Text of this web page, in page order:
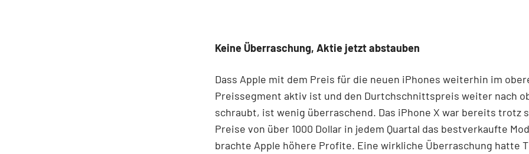
Keine Überraschung, Aktie jetzt abstauben
Dass Apple mit dem Preis für die neuen iPhones weiterhin im
Preissegment aktiv ist und den Durtchschnittspreis weiter nach
schraubt, ist wenig überraschend. Das iPhone X war bereits trotz
Preise von über 1000 Dollar in jedem Quartal das bestverkaufte
brachte Apple höhere Profite. Eine wirkliche Überraschung hatte